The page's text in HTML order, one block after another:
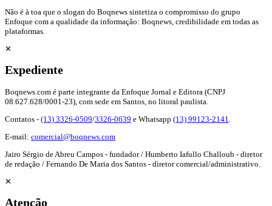
Não é à toa que o slogan do Boqnews sintetiza o compromisso do grupo
Enfoque com a qualidade da informação: Boqnews, credibilidade em todas as
plataformas.
✕
Expediente
Boqnews.com é parte integrante da Enfoque Jornal e Editora (CNPJ
08.627.628/0001-23), com sede em Santos, no litoral paulista.
Contatos - (13) 3326-0509/3326-0639 e Whatsapp (13) 99123-2141
E-mail: comercial@boqnews.com
Jairo Sérgio de Abreu Campos - fundador / Humberto Iafullo Challoub - diretor
de redação / Fernando De Maria dos Santos - diretor comercial/administrativo.
✕
Atenção